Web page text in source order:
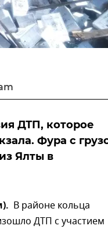
ДТП, которое
Фура с
Ялты в
В районе кольца
ДТП с участием